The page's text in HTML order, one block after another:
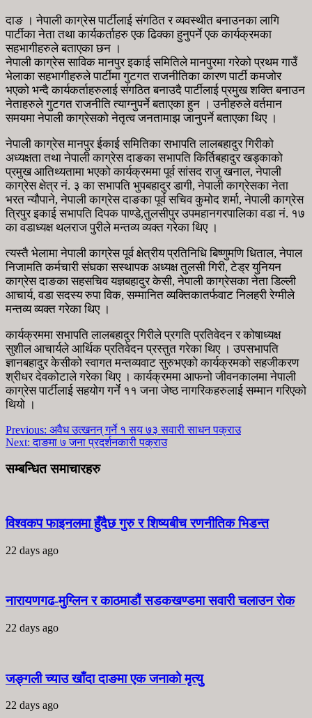
दाङ । नेपाली काग्रेस पार्टीलाई संगठित र व्यवस्थीत बनाउनका लागि
पार्टीका नेता तथा कार्यकर्ताहरु एक ढिक्का हुनुपर्ने एक कार्यक्रमका
सहभागीहरुले बताएका छन ।
नेपाली काग्रेस साविक मानपुर इकाई समितिले मानपुरमा गरेको प्रथम गाउँ
भेलाका सहभागीहरुले पार्टीमा गुटगत राजनीतिका कारण पार्टी कमजोर
भएको भन्दै कार्यकर्ताहरुलाई संगठित बनाउदै पार्टीलाई प्रमुख शक्ति बनाउन
नेताहरुले गुटगत राजनीति त्याग्नुपर्ने बताएका हुन । उनीहरुले वर्तमान
समयमा नेपाली काग्रेसको नेतृत्व जनतामाझ जानुपर्ने बताएका थिए ।
नेपाली काग्रेस मानपुर ईकाई समितिका सभापति लालबहादुर गिरीको
अध्यक्षता तथा नेपाली काग्रेस दाङका सभापति किर्तिबहादुर खड्काको
प्रमुख आतिथ्यतामा भएको कार्यक्रममा पूर्व सांसद राजु खनाल, नेपाली
काग्रेस क्षेत्र नं. ३ का सभापति भुपबहादुर डागी, नेपाली काग्रेसका नेता
भरत न्यौपाने, नेपाली काग्रेस दाङका पूर्व सचिव कुमोद शर्मा, नेपाली काग्रेस
त्रिपुर इकाई सभापति दिपक पाण्डे,तुलसीपुर उपमहानगरपालिका वडा नं. १७
का वडाध्यक्ष थलराज पुरीले मन्तव्य व्यक्त गरेका थिए ।
त्यस्तै भेलामा नेपाली काग्रेस पूर्व क्षेत्रीय प्रतिनिधि बिष्णुमणि धिताल, नेपाल
निजामति कर्मचारी संघका सस्थापक अध्यक्ष तुलसी गिरी, टेड्र युनियन
काग्रेस दाङका सहसचिव यज्ञबहादुर केसी, नेपाली काग्रेसका नेता डिल्ली
आचार्य, वडा सदस्य रुपा विक, सम्मानित व्यक्तिकातर्फवाट निलहरी रेग्मीले
मन्तव्य व्यक्त गरेका थिए ।
कार्यक्रममा सभापति लालबहादुर गिरीले प्रगति प्रतिवेदन र कोषाध्यक्ष
सुशील आचार्यले आर्थिक प्रतिवेदन प्रस्तुत गरेका थिए । उपसभापति
ज्ञानबहादुर केसीको स्वागत मन्तव्यवाट सुरुभएको कार्यक्रमको सहजीकरण
श्रीधर देवकोटाले गरेका थिए । कार्यक्रममा आफनो जीवनकालमा नेपाली
काग्रेस पार्टीलाई सहयोग गर्ने ११ जना जेष्ठ नागरिकहरुलाई सम्मान गरिएको
थियो ।
Previous: अवैध उत्खनन् गर्ने १ सय ७३ सवारी साधन पक्राउ
Next: दाङमा ७ जना प्रदर्शनकारी पक्राउ
सम्बन्धित समाचारहरु
विश्वकप फाइनलमा हुँदैछ गुरु र शिष्यबीच रणनीतिक भिडन्त
22 days ago
नारायणगढ-मुग्लिन र काठमाडौं सडकखण्डमा सवारी चलाउन रोक
22 days ago
जङ्गली च्याउ खाँदा दाङमा एक जनाको मृत्यु
22 days ago